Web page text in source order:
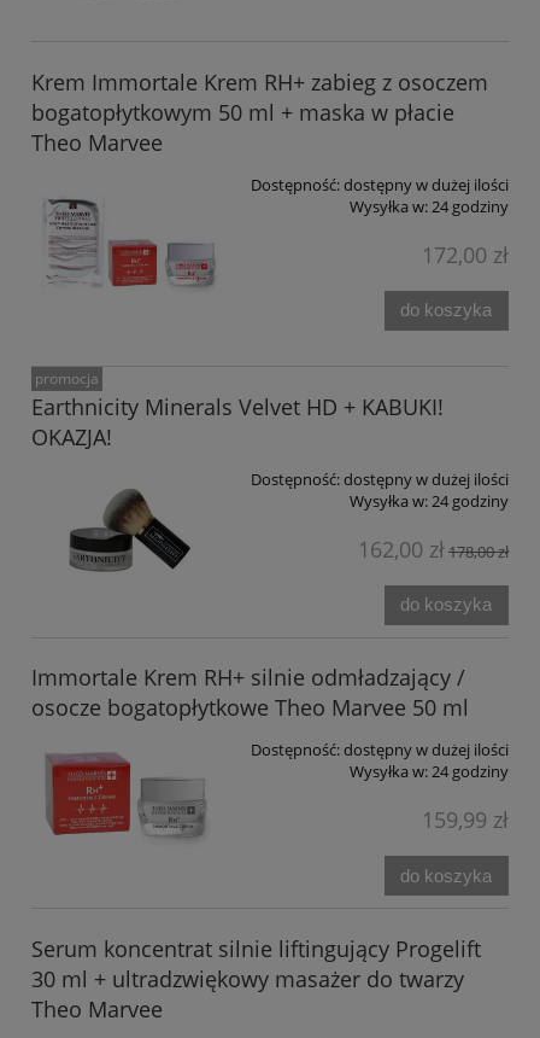
Krem Immortale Krem RH+ zabieg z osoczem
bogatopłytkowym 50 ml + maska w płacie
Theo Marvee
Dostępność:dostępny w dużej ilości
Wysyłka w:24 godziny
172,00 zł
do koszyka
Earthnicity Minerals Velvet HD + KABUKI!
OKAZJA!
Dostępność:dostępny w dużej ilości
Wysyłka w:24 godziny
162,00 zł178,00 zł
do koszyka
promocja
Immortale Krem RH+ silnie odmładzający /
osocze bogatopłytkowe Theo Marvee 50 ml
Dostępność:dostępny w dużej ilości
Wysyłka w:24 godziny
159,99 zł
do koszyka
Serum koncentrat silnie liftingujący Progelift
30 ml + ultradzwiękowy masażer do twarzy
Theo Marvee